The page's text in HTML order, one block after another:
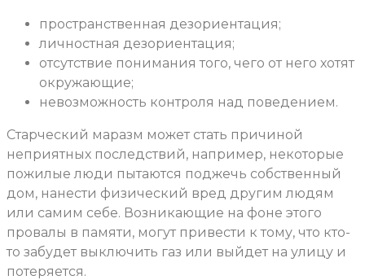
пространственная дезориентация;
личностная дезориентация;
отсутствие понимания того, чего от него хотят
окружающие;
невозможность контроля над поведением.
Старческий маразм может стать причиной
неприятных последствий, например, некоторые
пожилые люди пытаются поджечь собственный
дом, нанести физический вред другим людям
или самим себе. Возникающие на фоне этого
провалы в памяти, могут привести к тому, что кто-
то забудет выключить газ или выйдет на улицу и
потеряется.